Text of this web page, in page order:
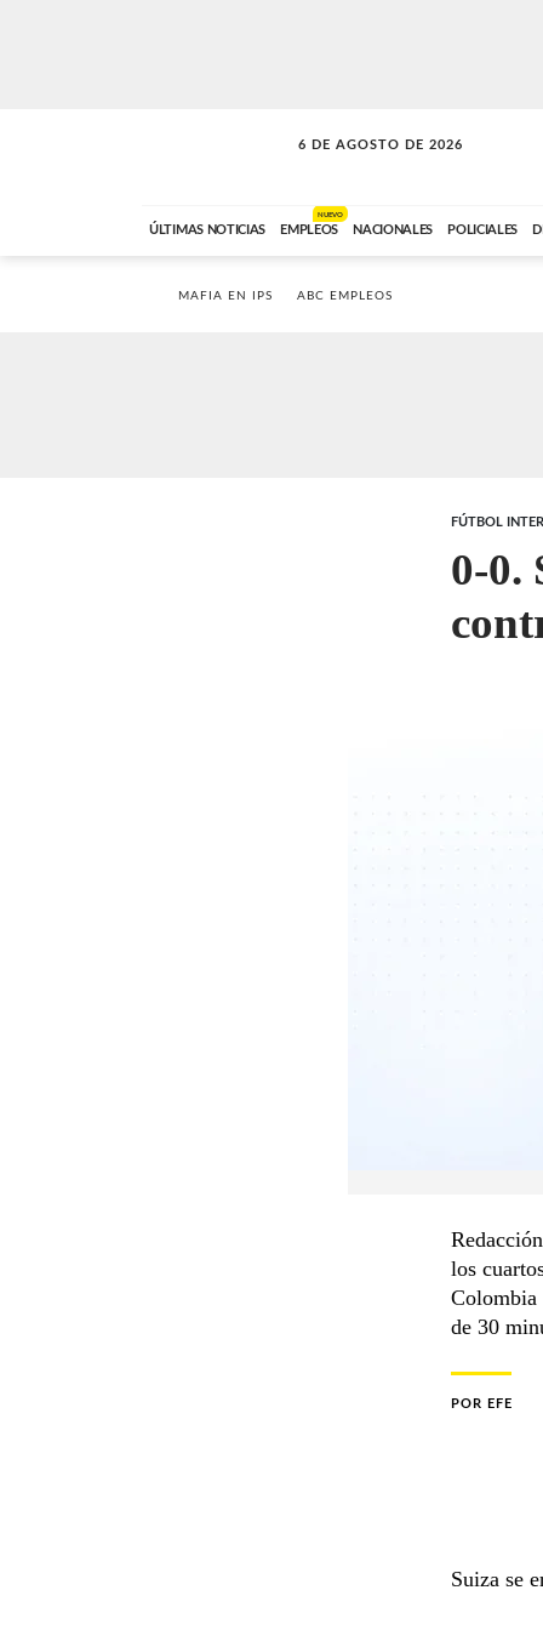
6 DE AGOSTO DE 2026
A DE LA TARDE
ÚLTIMAS NOTICIAS EMPLEOS
NUEVO
NACIONALES POLICIALES
MAFIA EN IPS ABC EMPLEOS
FÚTBOL
0-0.
los
Colombia
de 30
POR EFE
Suiza se